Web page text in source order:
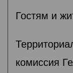
Гостям и
комиссия